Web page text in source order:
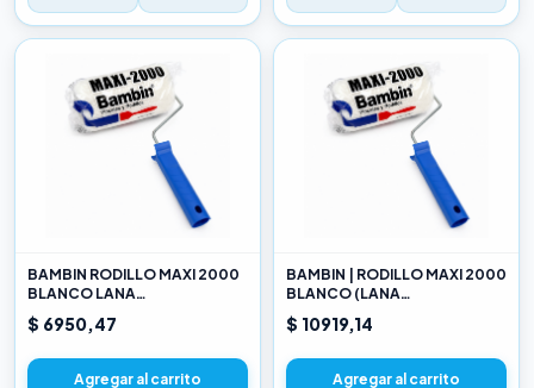
BAMBIN RODILLO MAXI 2000
BLANCO LANA
SELECCIONADA 10 CM
$ 6950,47
Agregar al carrito
BAMBIN | RODILLO MAXI 2000
BLANCO (LANA
SELECCIONADA) 17CM
$ 10919,14
Agregar al carrito